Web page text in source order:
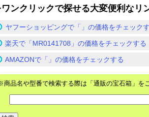
ワンクリックで探せる大変便利なリ
ヤフーショッピングで「」の価格をチェック
楽天で「MR0141708」の価格をチェックする
AMAZONで「」の価格をチェックする
商品名や型番で検索する際は「通販の宝石箱」を